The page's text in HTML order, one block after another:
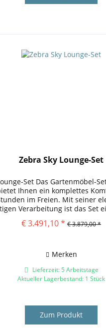
Zebra Sky Lounge-Set
Set Das Gartenmöbel-
Ihnen ein komplettes
im Freien. Mit seiner
Verarbeitung ist das Set
Kombination von...
€ 3.491,10 * € 3.879,00 *
Merken
Lieferzeit: 5 Arbeitstage
Aktueller Lagerbestand: 1 Stück
Zum Produkt